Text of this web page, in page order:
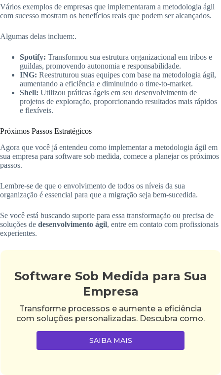
Vários exemplos de empresas que implementaram a metodologia ágil
com sucesso mostram os benefícios reais que podem ser alcançados.
Algumas delas incluem:.
Spotify: Transformou sua estrutura organizacional em tribos e
guildas, promovendo autonomia e responsabilidade.
ING: Reestruturou suas equipes com base na metodologia ágil,
aumentando a eficiência e diminuindo o time-to-market.
Shell: Utilizou práticas ágeis em seu desenvolvimento de
projetos de exploração, proporcionando resultados mais rápidos
e flexíveis.
Próximos Passos Estratégicos
Agora que você já entendeu como implementar a metodologia ágil em
sua empresa para software sob medida, comece a planejar os próximos
passos.
Lembre-se de que o envolvimento de todos os níveis da sua
organização é essencial para que a migração seja bem-sucedida.
Se você está buscando suporte para essa transformação ou precisa de
soluções de desenvolvimento ágil, entre em contato com profissionais
experientes.
Software Sob Medida para Sua
Empresa
Transforme processos e aumente a eficiência
com soluções personalizadas. Descubra como.
SAIBA MAIS